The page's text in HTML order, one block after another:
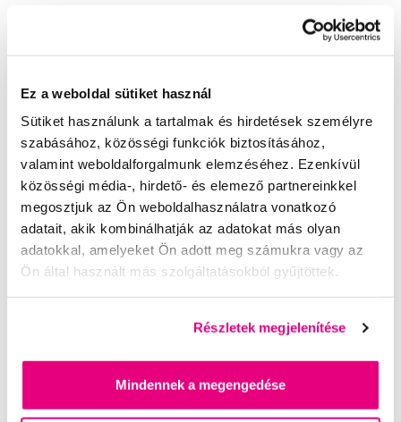
Ez a weboldal sütiket használ
Sütiket használunk a tartalmak és hirdetések személyre
szabásához, közösségi funkciók biztosításához,
valamint weboldalforgalmunk elemzéséhez. Ezenkívül
közösségi média-, hirdető- és elemező partnereinkkel
megosztjuk az Ön weboldalhasználatra vonatkozó
adatait, akik kombinálhatják az adatokat más olyan
adatokkal, amelyeket Ön adott meg számukra vagy az
Ön által használt más szolgáltatásokból gyűjtöttek.
Részletek megjelenítése
Mindennek a megengedése
a fogkefe alkalmasa rögzített fogszabályzó
a kefefej dőlésszöge forró vízben való
felmelegítésével és a nyakának a kívánt helyzetbe
való hajlításával állítható be.
bliszteres kiszerelés
Értékelés
Segítünk